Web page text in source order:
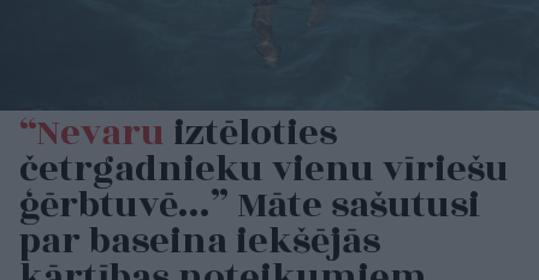
“Nevaruiztēloties
četrgadnieku vienu vīriešu
ģērbtuvē…” Māte sašutusi
par baseina iekšējās